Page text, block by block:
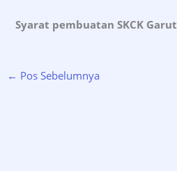
Syarat pembuatan SKCK Garut
← Pos Sebelumnya